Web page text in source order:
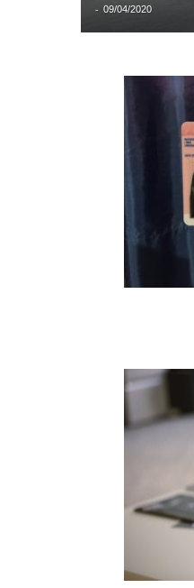
- 09/04/2020